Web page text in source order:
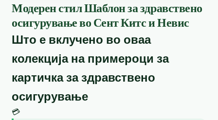
Модерен стил Шаблон за здравствено
осигурување во Сент Китс и Невис
Што е вклучено во оваа
колекција на примероци за
картичка за здравствено
осигурување
💳